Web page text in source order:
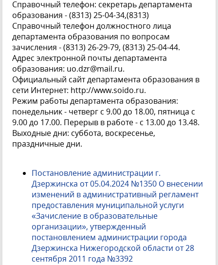
Справочный телефон: секретарь департамента
образования - (8313) 25-04-34,(8313)
Справочный телефон должностного лица
департамента образования по вопросам
зачисления - (8313) 26-29-79, (8313) 25-04-44.
Адрес электронной почты департамента
образования: uo.dzr@mail.ru.
Официальный сайт департамента образования в
сети Интернет: http://www.soido.ru.
Режим работы департамента образования:
понедельник - четверг с 9.00 до 18.00, пятница с
9.00 до 17.00. Перерыв в работе - с 13.00 до 13.48.
Выходные дни: суббота, воскресенье,
праздничные дни.
Постановление администрации г.
Дзержинска от 05.04.2024 №1350 О внесении
изменений в административный регламент
предоставления муниципальной услуги
«Зачисление в образовательные
организации», утвержденный
постановлением администрации города
Дзержинска Нижегородской области от 28
сентября 2011 года №3392